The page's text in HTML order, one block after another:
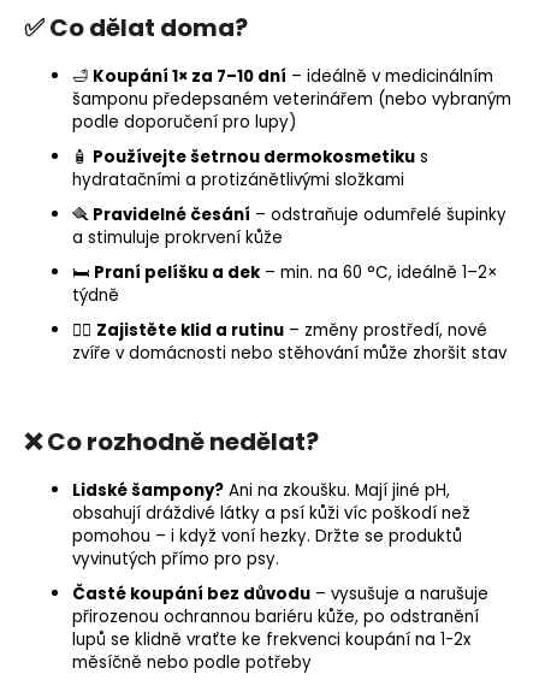
✅ Co dělat doma?
🛁 Koupání 1× za 7–10 dní – ideálně v medicinálním
šamponu předepsaném veterinářem (nebo vybraným
podle doporučení pro lupy)
🧴 Používejte šetrnou dermokosmetiku s
hydratačními a protizánětlivými složkami
🪮 Pravidelné česání – odstraňuje odumřelé šupinky
a stimuluje prokrvení kůže
🛏️ Praní pelíšku a dek– min. na 60 °C, ideálně 1–2×
týdně
🧘‍♂️ Zajistěte klid a rutinu – změny prostředí, nové
zvíře v domácnosti nebo stěhování může zhoršit stav
❌ Co rozhodně nedělat?
Lidské šampony? Ani na zkoušku. Mají jiné pH,
obsahují dráždivé látky a psí kůži víc poškodí než
pomohou – i když voní hezky. Držte se produktů
vyvinutých přímo pro psy.
Časté koupání bez důvodu – vysušuje a narušuje
přirozenou ochrannou bariéru kůže, po odstranění
lupů se klidně vraťte ke frekvenci koupání na 1-2x
měsíčně nebo podle potřeby